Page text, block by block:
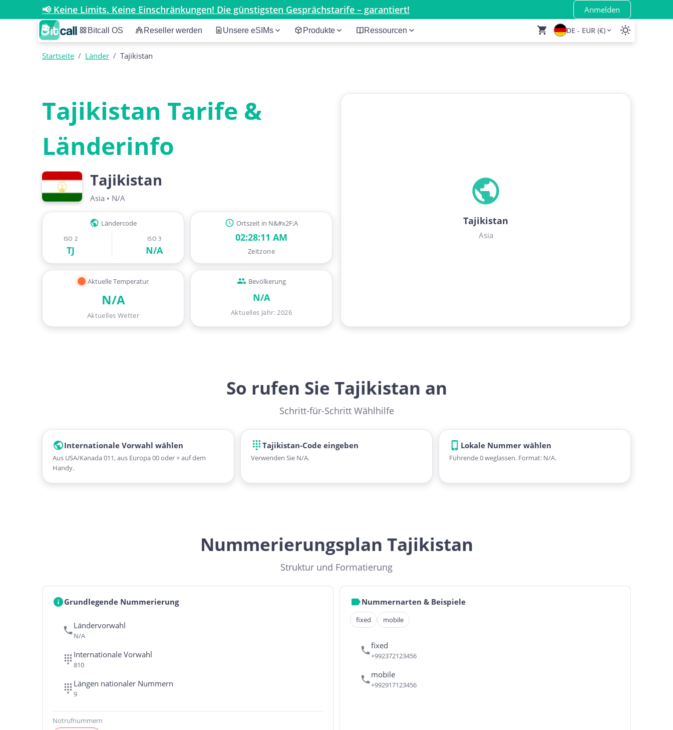
📢 Keine Limits. Keine Einschränkungen! Die günstigsten Gesprächstarife – garantiert! Anmelden
Bitcall OS Reseller werden Unsere eSIMs Produkte Ressourcen DE - EUR (€)
Startseite / Länder / Tajikistan
Tajikistan Tarife &
Länderinfo
Tajikistan
Asia • N/A
Ländercode
ISO 2
TJ
ISO 3
N/A
Ortszeit in N&#x2F;A
02:28:12 AM
Zeitzone
Aktuelle Temperatur
N/A
Aktuelles Wetter
Bevölkerung
N/A
Aktuelles Jahr: 2026
Tajikistan
Asia
So rufen Sie Tajikistan an
Schritt-für-Schritt Wählhilfe
Internationale Vorwahl wählen
Aus USA/Kanada 011, aus Europa 00 oder + auf dem
Handy.
Tajikistan-Code eingeben
Verwenden Sie N/A.
Lokale Nummer wählen
Führende 0 weglassen. Format: N/A.
Nummerierungsplan Tajikistan
Struktur und Formatierung
Grundlegende Nummerierung
Ländervorwahl
N/A
Internationale Vorwahl
810
Längen nationaler Nummern
9
Notrufnummern
Nummernarten & Beispiele
fixed mobile
fixed
+992372123456
mobile
+992917123456